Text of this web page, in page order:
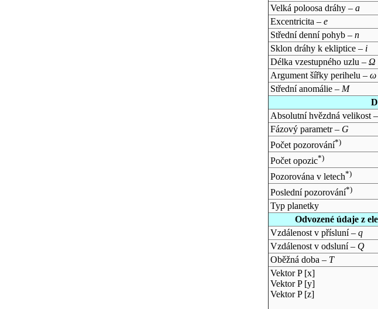
Velká poloosa dráhy – a
Excentricita – e
Střední denní pohyb – n
Sklon dráhy k ekliptice – i
Délka vzestupného uzlu – Ω
Argument šířky perihelu – ω
Střední anomálie – M
Absolutní hvězdná velikost –
Fázový parametr – G
Počet pozorování*)
Počet opozic*)
Pozorována v letech*)
Poslední pozorování*)
Typ planetky
Odvozené údaje z
Vzdálenost v přísluní – q
Vzdálenost v odsluní – Q
Oběžná doba – T
Vektor P [x]
Vektor P [y]
Vektor P [z]